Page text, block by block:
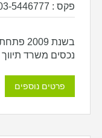
פקס : 03-5446777
בשנת
נכסים משרד
פרטים נוספים